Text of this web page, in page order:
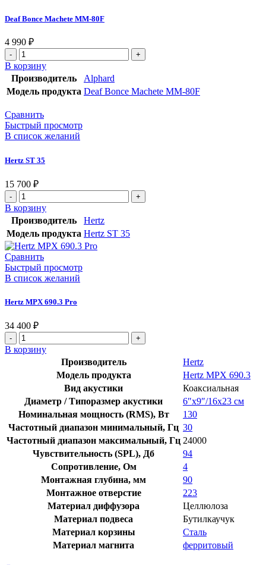
Deaf Bonce Machete MM-80F
4 990 ₽
В корзину
Производитель
Alphard
Модель продукта Deaf Bonce Machete MM-80F
Сравнить
Быстрый просмотр
В список желаний
Hertz ST 35
15 700 ₽
В корзину
Производитель
Hertz
Модель продукта Hertz ST 35
Сравнить
Быстрый просмотр
В список желаний
Hertz MPX 690.3 Pro
34 400 ₽
В корзину
Производитель
Hertz
Модель продукта
Hertz MPX 690.3
Вид акустики
Коаксиальная
Диаметр / Типоразмер акустики
6″х9″/16х23 см
Номинальная мощность (RMS), Вт
130
Частотный диапазон минимальный, Гц 30
Частотный диапазон максимальный, Гц 24000
Чувствительность (SPL), Дб
94
Сопротивление, Ом
4
Монтажная глубина, мм
90
Монтажное отверстие
223
Материал диффузора
Целлюлоза
Материал подвеса
Бутилкаучук
Материал корзины
Сталь
Материал магнита
ферритовый